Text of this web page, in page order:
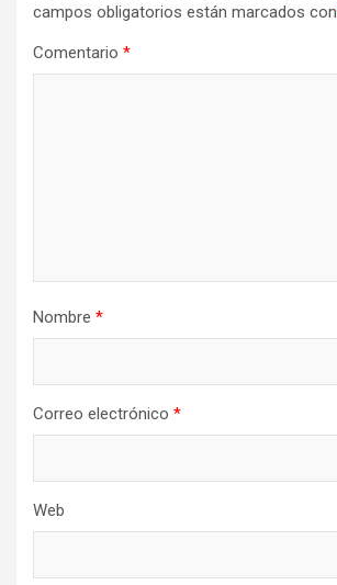
campos obligatorios están marcados con
Comentario *
Nombre *
Correo electrónico *
Web